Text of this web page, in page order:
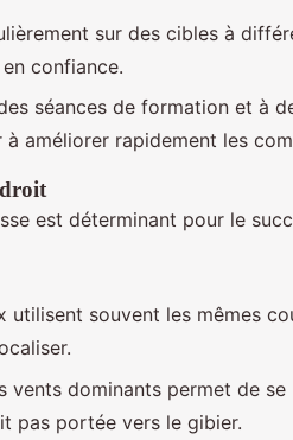
sur des cibles à
confiance.
séances de formation et à
améliorer rapidement les
est déterminant pour le
utilisent souvent les mêmes
vents dominants permet de
pas portée vers le gibier.